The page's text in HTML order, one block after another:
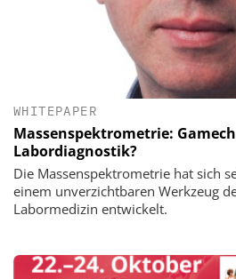
WHITEPAPER
Massenspektrometrie:
Labordiagnostik?
Die Massenspektrometrie hat sich
einem unverzichtbaren Werkzeug
Labormedizin entwickelt.